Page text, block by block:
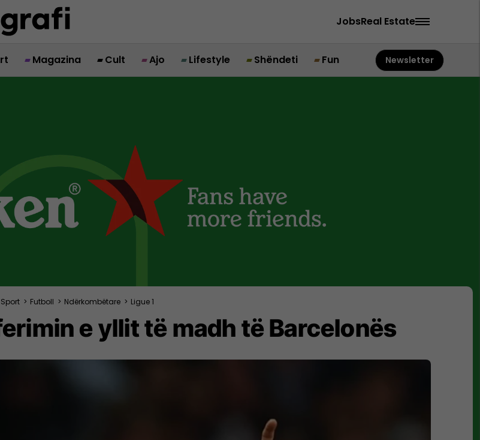
JobsReal Estate
Magazina Cult Ajo Lifestyle Shëndeti Fun Newsletter
Sport > Futboll > Ndërkombëtare > Ligue 1
e yllit të madh të Barcelonës